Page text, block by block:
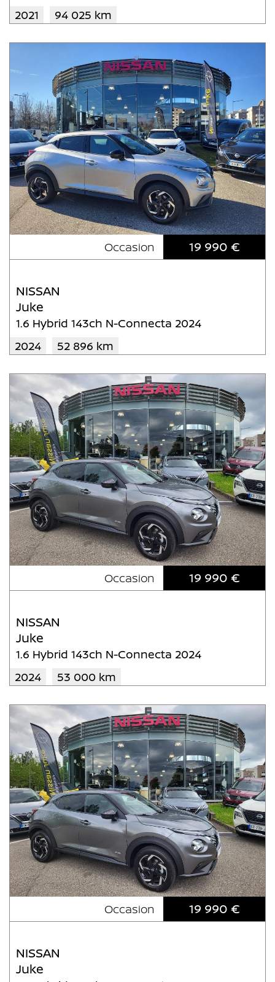
2021
94 025 km
Occasion 19 990 €
NISSAN
Juke
1.6 Hybrid 143ch N-Connecta 2024
2024
52 896 km
Occasion 19 990 €
NISSAN
Juke
1.6 Hybrid 143ch N-Connecta 2024
2024
53 000 km
Occasion 19 990 €
NISSAN
Juke